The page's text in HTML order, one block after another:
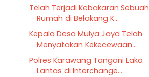
Telah Terjadi Kebakaran Sebuah
Rumah di Belakang K...
Kepala Desa Mulya Jaya Telah
Menyatakan Kekecewaan...
Polres Karawang Tangani Laka
Lantas di Interchange...